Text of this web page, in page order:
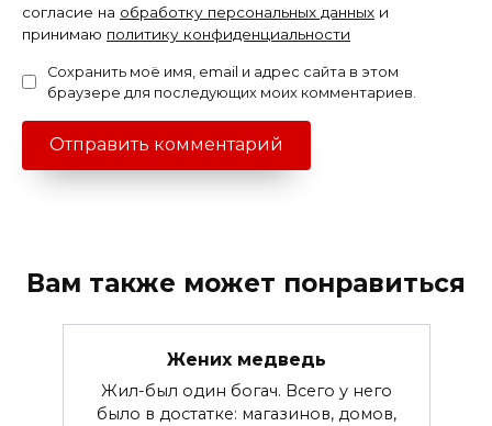
согласие на обработку персональных данных и
принимаю политику конфиденциальности
Сохранить моё имя, email и адрес сайта в этом
браузере для последующих моих комментариев.
Вам также может понравиться
Жених медведь
Жил-был один богач. Всего у него
было в достатке: магазинов, домов,